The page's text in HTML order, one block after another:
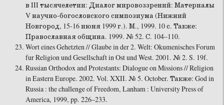
в III тысячелетии: Диалог мировоззрений: Материалы
V научно-богословского симпозиума (Нижний
Новгород, 15-16 июня 1999 г.). М., 1999. 10 с. Также:
Православная община. 1999. № 52. С. 104–110.
Wort eines Gehetzten // Glaube in der 2. Welt: Okumenisches Forum
fur Religion und Gesellschaft in Ost und West. 2001. № 2. S. 19f.
Russian Orthodox and Protestants: Dialogue on Missions // Religion
in Eastern Europe. 2002. Vol. XXII. № 5. October. Также: God in
Russia : the challenge of Freedom, Lanham : University Press of
America, 1999, pp. 226–233.